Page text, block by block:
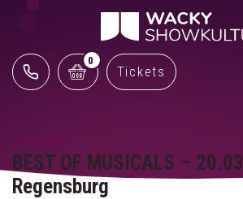
0
Tickets
BEST OF MUSICALS –
Regensburg